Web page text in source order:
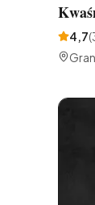
4,7(